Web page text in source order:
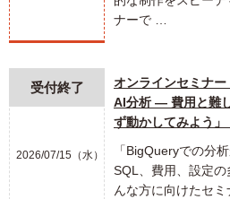
ナーで …
受付終了
2026/07/15（水）
オンラインセミナ
AI分析 ― 費用と難
ず動かしてみよう
「BigQueryでの分
SQL、費用、設定
んな方に向けたセ